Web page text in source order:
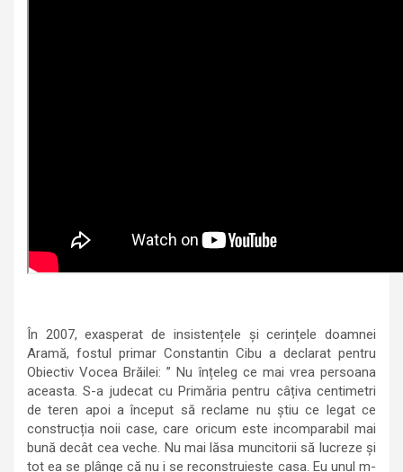
În 2007, exasperat de insistențele și cerințele doamnei
Aramă, fostul primar Constantin Cibu a declarat pentru
Obiectiv Vocea Brăilei: ” Nu înțeleg ce mai vrea persoana
aceasta. S-a judecat cu Primăria pentru câțiva centimetri
de teren apoi a început să reclame nu știu ce legat ce
construcția noii case, care oricum este incomparabil mai
bună decât cea veche. Nu mai lăsa muncitorii să lucreze și
tot ea se plânge că nu i se reconstruiește casa. Eu unul m-